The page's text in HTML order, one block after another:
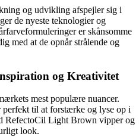
og udvikling afspejler sig i
de nyeste teknologier og
er skånsomme
med at de opnår strålende og
og Kreativitet
mest populære nuancer.
til at forstærke og lyse op i
RefectoCil Light Brown vipper og
look.